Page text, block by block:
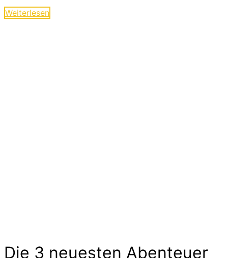
Weiterlesen
Die 3 neuesten Abenteuer